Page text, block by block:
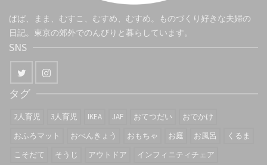
ぱぱ、まま、むすこ、むすめ、むすめ。ものづくり好きな夫婦の
日記。東京の郊外でのんびりと暮らしています。
SNS
タグ
2人育児 3人育児 IKEA JAF おてつだい
おでかけ
おふろマット
おべんきょう おもちゃ お庭 お風呂
くるま
こそだて
そうじ アウトドア
インフィニティチェア